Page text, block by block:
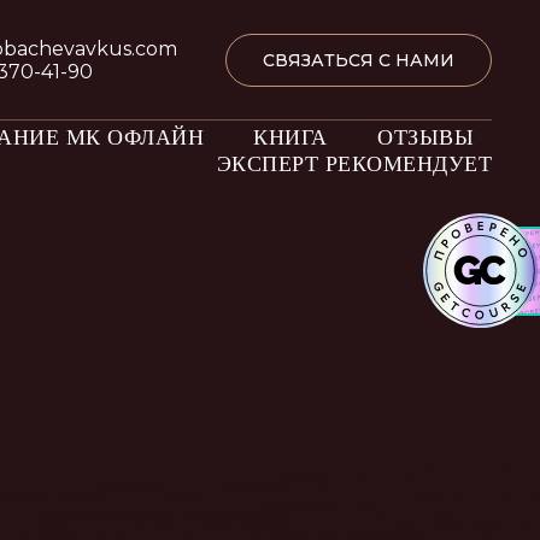
41-90
СВЯЗАТЬСЯ С НАМИ
МК ОФЛАЙН КНИГА
ОТЗЫВЫ
ЭКСПЕРТ РЕКОМЕНДУЕТ